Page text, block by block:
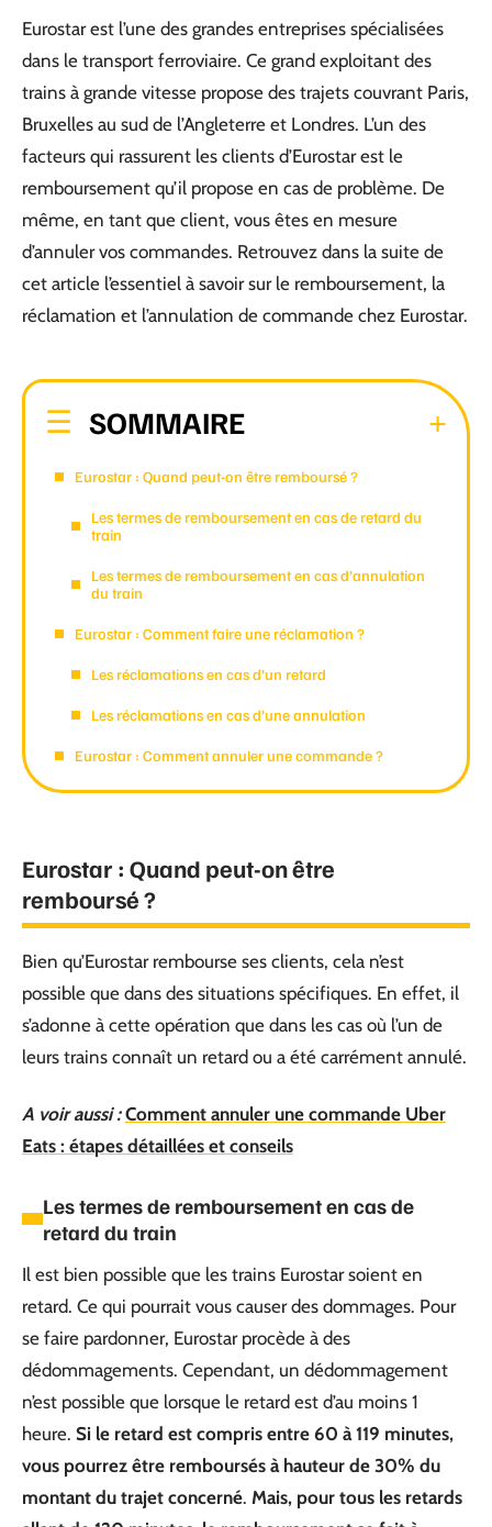
Eurostar est l’une des grandes entreprises spécialisées
dans le transport ferroviaire. Ce grand exploitant des
trains à grande vitesse propose des trajets couvrant Paris,
Bruxelles au sud de l’Angleterre et Londres. L’un des
facteurs qui rassurent les clients d’Eurostar est le
remboursement qu’il propose en cas de problème. De
même, en tant que client, vous êtes en mesure
d’annuler vos commandes. Retrouvez dans la suite de
cet article l’essentiel à savoir sur le remboursement, la
réclamation et l’annulation de commande chez Eurostar.
SOMMAIRE
Eurostar : Quand peut-on être remboursé ?
Les termes de remboursement en cas de retard du
train
Les termes de remboursement en cas d’annulation
du train
Eurostar : Comment faire une réclamation ?
Les réclamations en cas d’un retard
Les réclamations en cas d’une annulation
Eurostar : Comment annuler une commande ?
Eurostar : Quand peut-on être
remboursé ?
Bien qu’Eurostar rembourse ses clients, cela n’est
possible que dans des situations spécifiques. En effet, il
s’adonne à cette opération que dans les cas où l’un de
leurs trains connaît un retard ou a été carrément annulé.
A voir aussi : Comment annuler une commande Uber
Eats : étapes détaillées et conseils
Les termes de remboursement en cas de
retard du train
Il est bien possible que les trains Eurostar soient en
retard. Ce qui pourrait vous causer des dommages. Pour
se faire pardonner, Eurostar procède à des
dédommagements. Cependant, un dédommagement
n’est possible que lorsque le retard est d’au moins 1
heure. Si le retard est compris entre 60 à 119 minutes,
vous pourrez être remboursés à hauteur de 30% du
montant du trajet concerné. Mais, pour tous les retards